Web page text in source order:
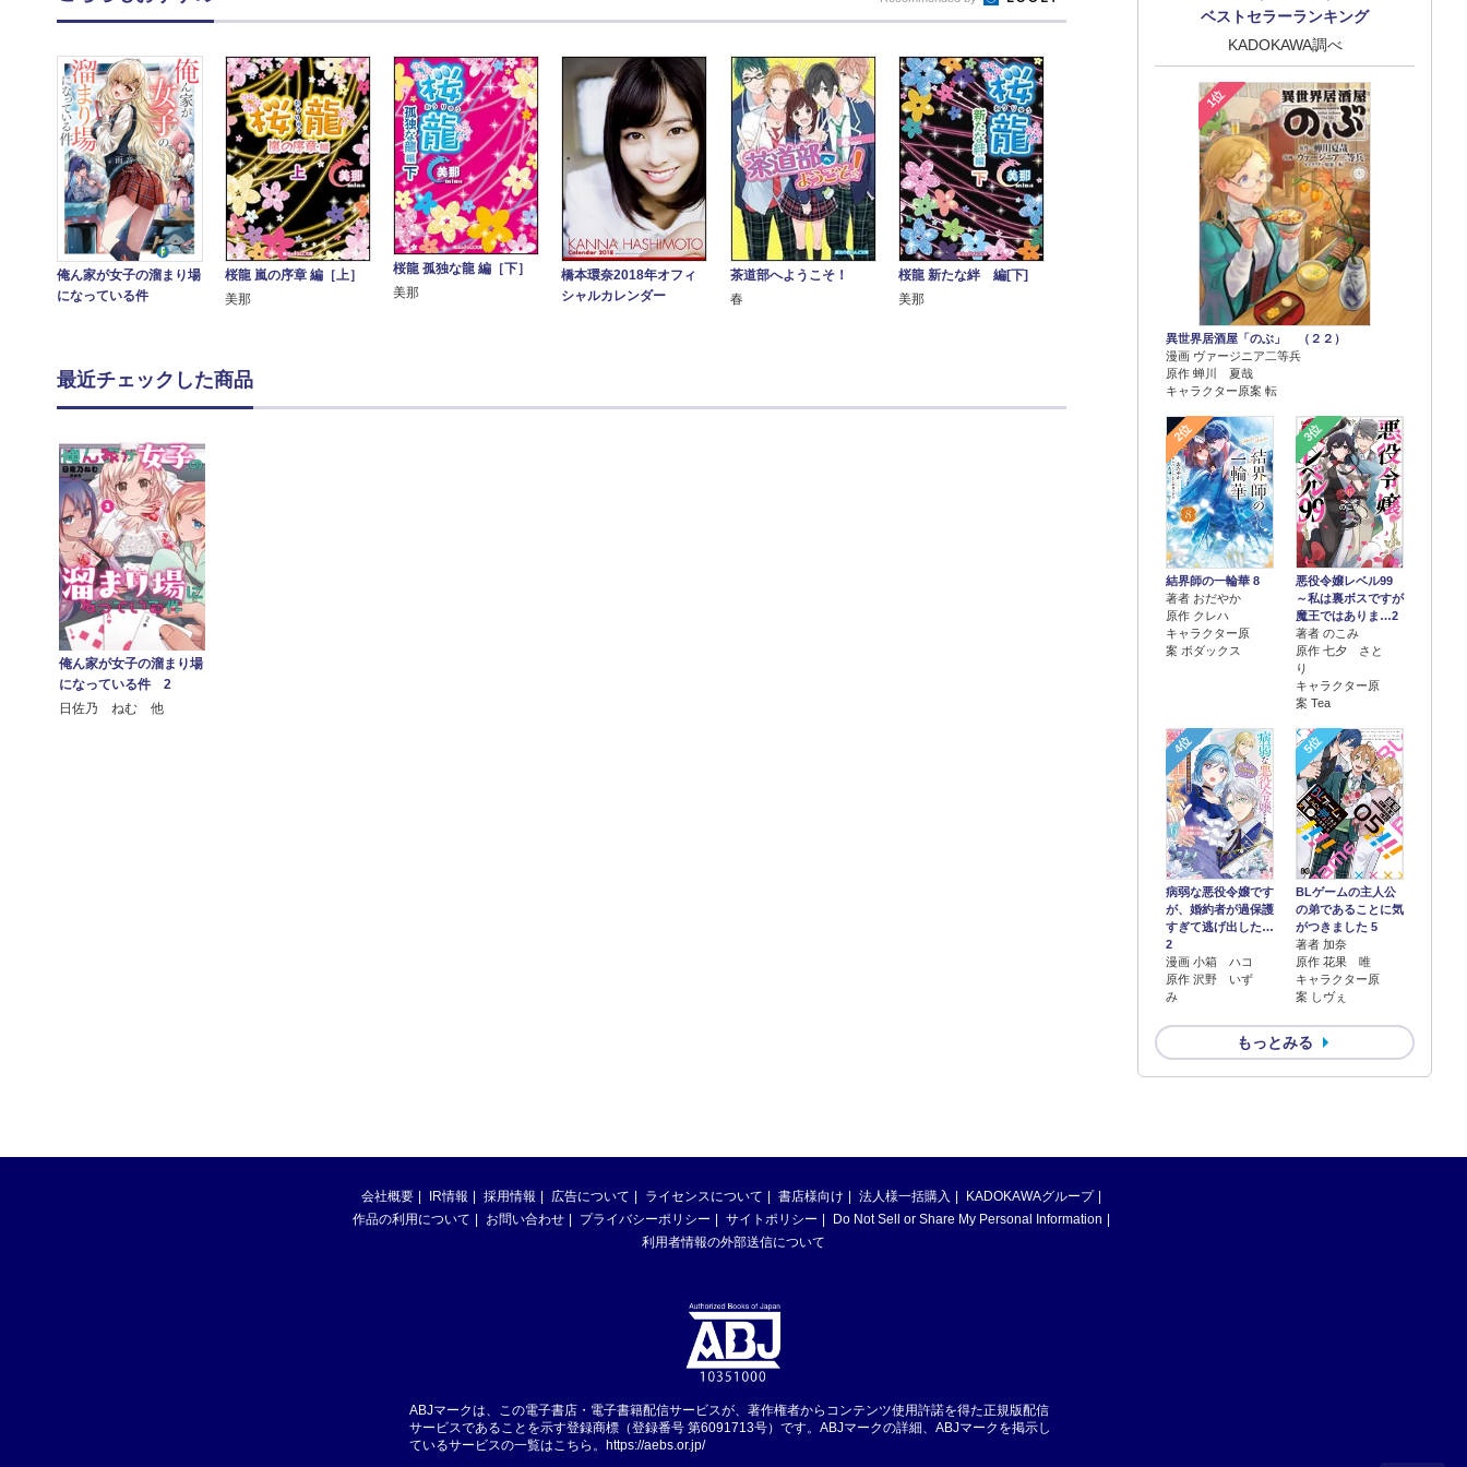
ベストセラーランキング
KADOKAWA調べ
1位
異世界居酒屋「のぶ」 （２２）
漫画 ヴァージニア二等兵
原作 蝉川 夏哉
キャラクター原案 転
2位
結界師の一輪華 8
著者 おだやか
原作 クレハ
キャラクター原
案 ボダックス
3位
悪役令嬢レベル99
～私は裏ボスですが
魔王ではありま…2
著者 のこみ
原作 七夕 さと
り
キャラクター原
案 Tea
4位
病弱な悪役令嬢です
が、婚約者が過保護
すぎて逃げ出した…
2
漫画 小箱 ハコ
原作 沢野 いず
み
5位
BLゲームの主人公
の弟であることに気
がつきました 5
著者 加奈
原作 花果 唯
キャラクター原
案 しヴぇ
もっとみる
俺ん家が女子の溜まり場
になっている件
桜龍 嵐の序章 編［上］
美那
桜龍 孤独な龍 編［下］
美那
橋本環奈2018年オフィ
シャルカレンダー
茶道部へようこそ！
春
桜龍 新たな絆 編[下]
美那
最近チェックした商品
俺ん家が女子の溜まり場
になっている件 2
日佐乃 ねむ 他
会社概要 IR情報 採用情報 広告について ライセンスについて 書店様向け 法人様一括購入
KADOKAWAグループ
作品の利用について
お問い合わせ プライバシーポリシー サイトポリシー
Do Not Sell or Share My Personal Information
利用者情報の外部送信について
ABJマークは、この電子書店・電子書籍配信サービスが、著作権者からコンテンツ使用許諾を得た正規版配信
サービスであることを示す登録商標（登録番号 第6091713号）です。ABJマークの詳細、ABJマークを掲示し
ているサービスの一覧はこちら。 https://aebs.or.jp/